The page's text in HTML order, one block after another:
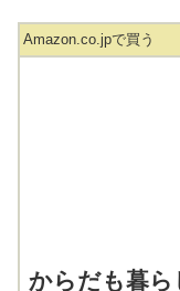
Amazon.co.jpで買う
からだも暮ら